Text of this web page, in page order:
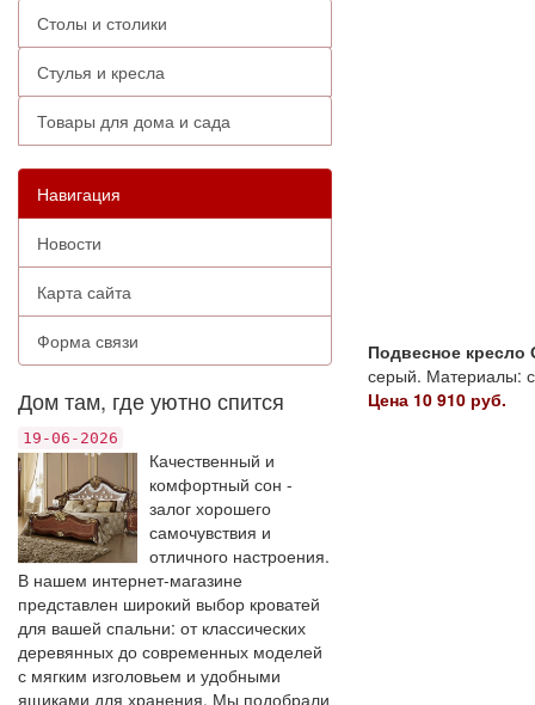
Столы и столики
Стулья и кресла
Товары для дома и сада
Навигация
Новости
Карта сайта
Форма связи
Дом там, где уютно спится
19-06-2026
Качественный и
комфортный сон -
залог хорошего
самочувствия и
отличного настроения.
В нашем интернет-магазине
представлен широкий выбор кроватей
для вашей спальни: от классических
деревянных до современных моделей
с мягким изголовьем и удобными
ящиками для хранения. Мы подобрали
Подвесное кресло
серый. Материалы:
Цена 10 910 руб.